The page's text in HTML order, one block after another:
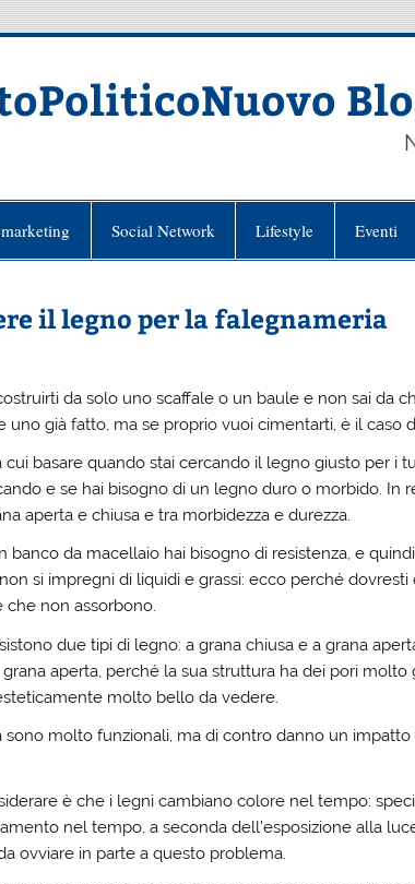
Social Network Lifestyle Eventi
il legno per la falegnameria
da solo uno scaffale o un baule e non sai da
uno già fatto, ma se proprio vuoi cimentarti, è il caso
cui basare quando stai cercando il legno giusto per i
e se hai bisogno di un legno duro o morbido. In
aperta e chiusa e tra morbidezza e durezza.
banco da macellaio hai bisogno di resistenza, e
si impregni di liquidi e grassi: ecco perché
che non assorbono.
due tipi di legno: a grana chiusa e a grana
aperta, perché la sua struttura ha dei pori
molto bello da vedere.
sono molto funzionali, ma di contro danno un
è che i legni cambiano colore nel tempo:
nel tempo, a seconda dell’esposizione alla
ovviare in parte a questo problema.